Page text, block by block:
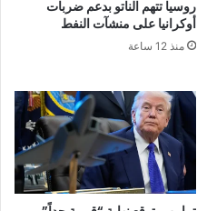
روسيا تتهم الناتو بدعم ضربات
أوكرانيا على منشآت النفط
منذ 12 ساعة